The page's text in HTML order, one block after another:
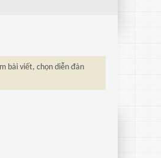
bài viết, chọn diễn đàn